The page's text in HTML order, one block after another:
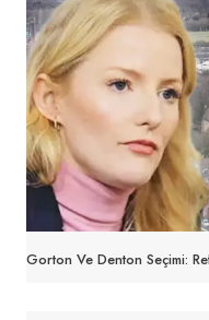
Gorton Ve Denton Seçimi: